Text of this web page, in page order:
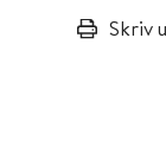
Skriv